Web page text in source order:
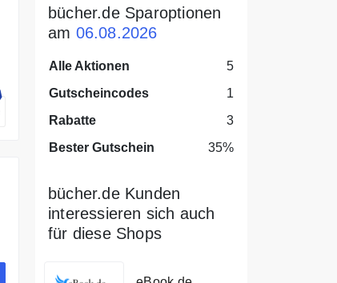
bücher.de Sparoptionen
am 06.08.2026
Alle Aktionen
5
Gutscheincodes
1
Rabatte
3
Bester Gutschein
35%
bücher.de Kunden
interessieren sich auch
für diese Shops